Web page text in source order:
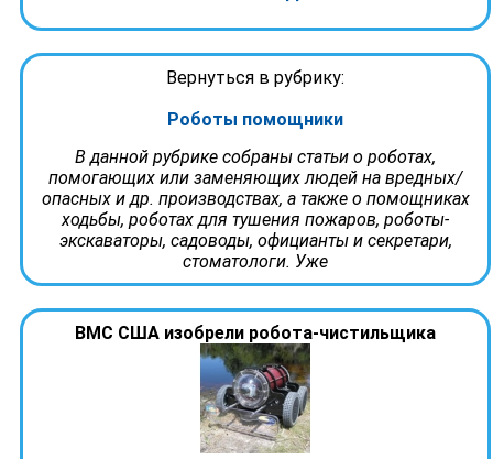
Вернуться в рубрику:
Роботы помощники
В данной рубрике собраны статьи о роботах,
помогающих или заменяющих людей на вредных/
опасных и др. производствах, а также о помощниках
ходьбы, роботах для тушения пожаров, роботы-
экскаваторы, садоводы, официанты и секретари,
стоматологи. Уже
ВМС США изобрели робота-чистильщика